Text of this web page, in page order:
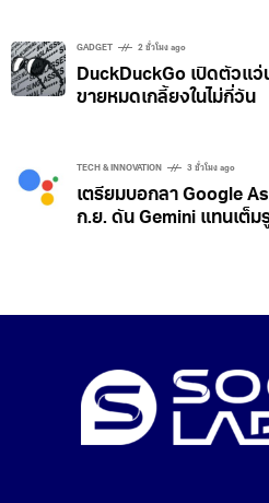
GADGET 2 ชั่วโมง ago
DuckDuckGo เปิดตัวแ
ขายหมดเกลี้ยงในไม่กี่วัน
TECH & INNOVATION 3 ชั่วโมง ago
เตรียมบอกลา Google
ก.ย. ดัน Gemini แทนเต็ม